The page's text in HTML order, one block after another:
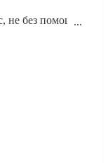
не без помощи
статье.